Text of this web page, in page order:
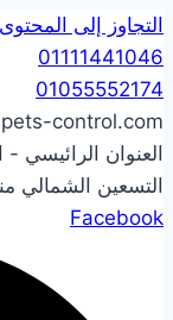
التجاوز إلى المحتوى
01111441046
01055552174
control.com
العنوان الرائيسي
التسعين الشمالي
Facebook